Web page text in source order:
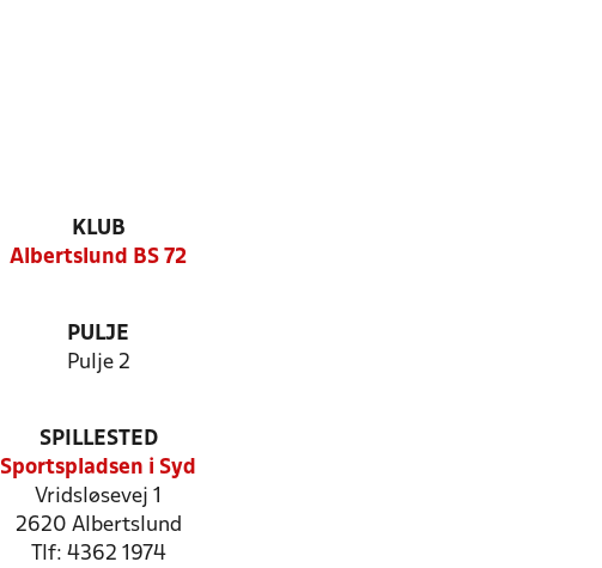
KLUB
Albertslund BS 72
PULJE
Pulje 2
SPILLESTED
Sportspladsen i Syd
Vridsløsevej 1
2620 Albertslund
Tlf: 4362 1974